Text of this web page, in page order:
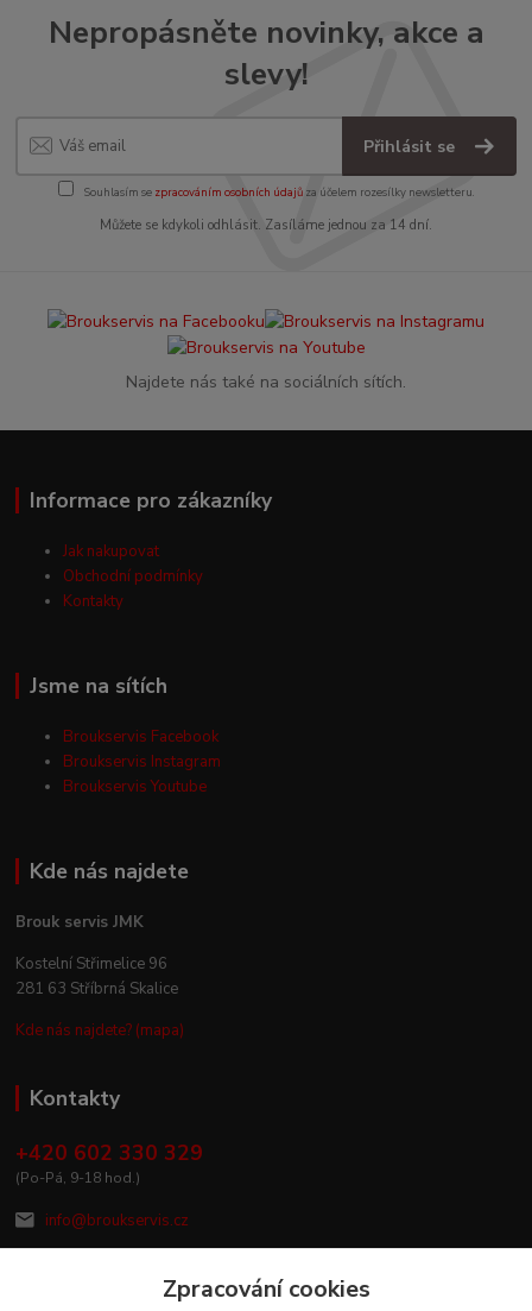
Nepropásněte novinky, akce a
slevy!
Přihlásit se
Souhlasím se zpracováním osobních údajůza účelem rozesílky newsletteru.
Můžete se kdykoli odhlásit. Zasíláme jednou za 14 dní.
Najdete nás také na sociálních sítích.
Informace pro zákazníky
Jak nakupovat
Obchodní podmínky
Kontakty
Jsme na sítích
Broukservis Facebook
Broukservis Instagram
Broukservis Youtube
Kde nás najdete
Brouk servis JMK
Kostelní Střimelice 96
281 63 Stříbrná Skalice
Kde nás najdete? (mapa)
Kontakty
+420 602 330 329
(Po-Pá, 9-18 hod.)
info@broukservis.cz
Zpracování cookies